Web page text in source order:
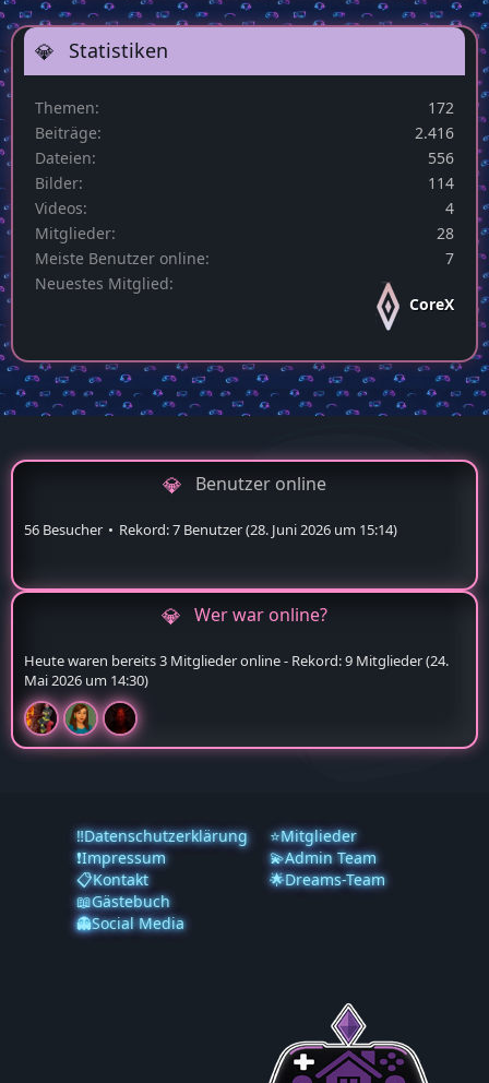
Statistiken
Themen
172
Beiträge
2.416
Dateien
556
Bilder
114
Videos
4
Mitglieder
28
Meiste Benutzer online
7
Neuestes Mitglied
CoreX
Benutzer online
56 Besucher Rekord: 7 Benutzer (28. Juni 2026 um 15:14)
Wer war online?
Heute waren bereits 3 Mitglieder online - Rekord: 9 Mitglieder (24.
Mai 2026 um 14:30)
‼️Datenschutzerklärung
❗️Impressum
📋Kontakt
📖Gästebuch
👻Social Media
⭐Mitglieder
💫Admin Team
🌟Dreams-Team